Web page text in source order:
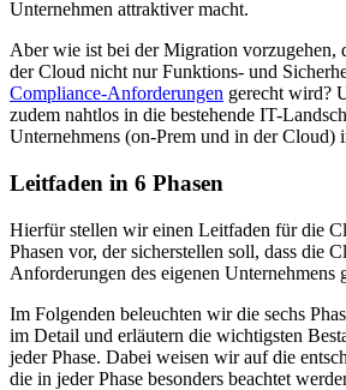
Unternehmen attraktiver macht.
Aber wie ist bei der Migration vorzugehen,
der Cloud nicht nur Funktions- und
Compliance-Anforderungen gerecht wird?
zudem nahtlos in die bestehende IT-
Unternehmens (on-Prem und in der Cloud)
Leitfaden in 6 Phasen
Hierfür stellen wir einen Leitfaden für die
Phasen vor, der sicherstellen soll, dass die
Anforderungen des eigenen Unternehmens
Im Folgenden beleuchten wir die sechs
im Detail und erläutern die wichtigsten
jeder Phase. Dabei weisen wir auf die
die in jeder Phase besonders beachtet